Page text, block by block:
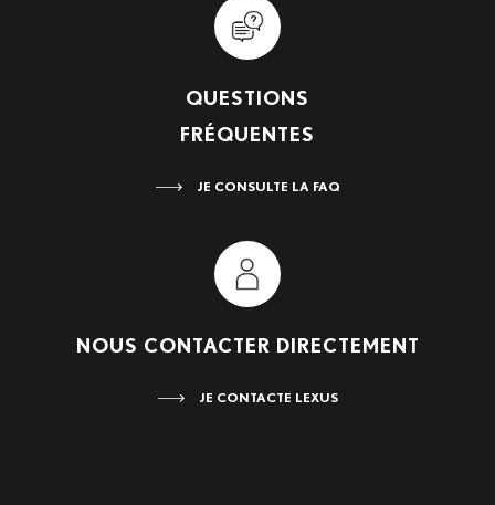
QUESTIONS
FRÉQUENTES
JE CONSULTE LA FAQ
NOUS CONTACTER DIRECTEMENT
JE CONTACTE LEXUS